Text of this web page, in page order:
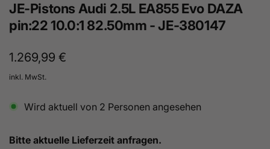
JE-Pistons Audi 2.5L EA855 Evo DAZA
pin:22 10.0:1 82.50mm - JE-380147
Normaler
Preis
1.269,99 €
inkl. MwSt.
Wird aktuell von 2 Personen angesehen
Bitte aktuelle Lieferzeit anfragen.